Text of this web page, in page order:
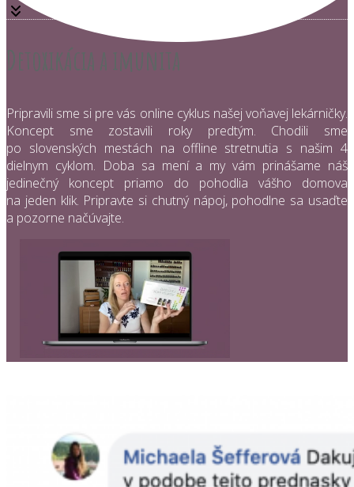
Detoxikácia a imunita
Pripravili sme si pre vás online cyklus našej voňavej lekárničky.
Koncept sme zostavili roky predtým. Chodili sme
po slovenských mestách na offline stretnutia s našim 4
dielnym cyklom. Doba sa mení a my vám prinášame náš
jedinečný koncept priamo do pohodlia vášho domova
na jeden klik. Pripravte si chutný nápoj, pohodlne sa usaďte
a pozorne načúvajte.